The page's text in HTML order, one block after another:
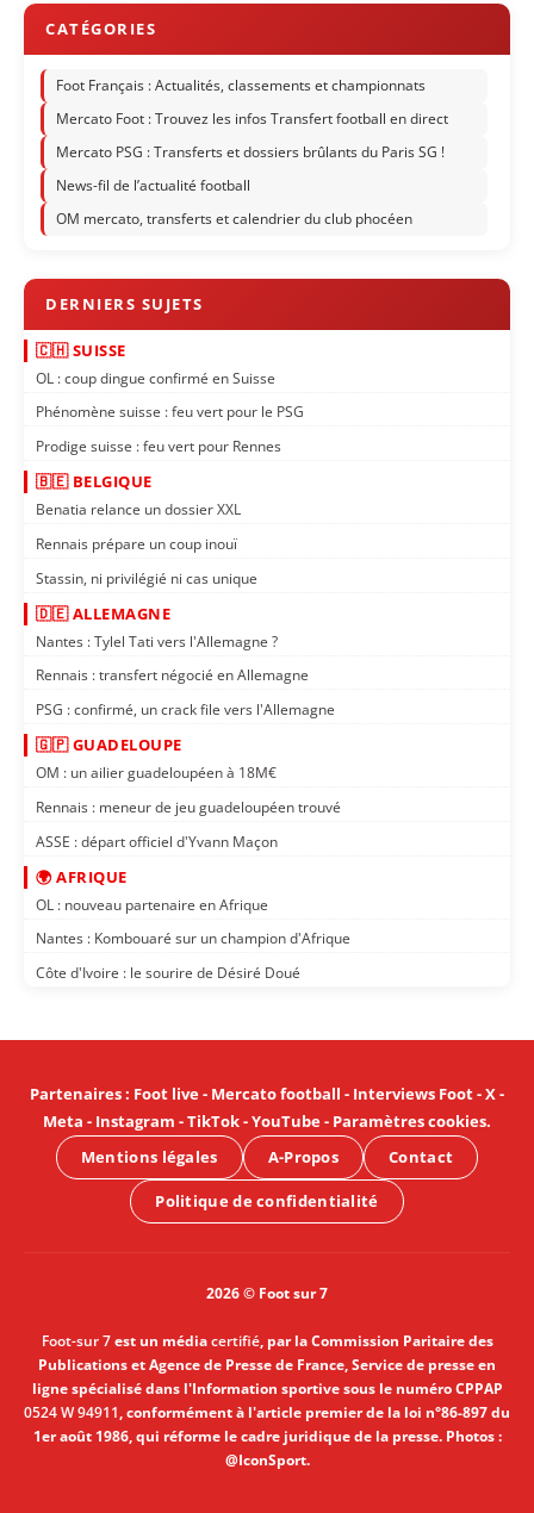
Foot Français : Actualités, classements et championnats
Mercato Foot : Trouvez les infos Transfert football en direct
Mercato PSG : Transferts et dossiers brûlants du Paris SG !
News-fil de l’actualité football
OM mercato, transferts et calendrier du club phocéen
🇨🇭 SUISSE
OL : coup dingue confirmé en Suisse
Phénomène suisse : feu vert pour le PSG
Prodige suisse : feu vert pour Rennes
🇧🇪 BELGIQUE
Benatia relance un dossier XXL
Rennais prépare un coup inouï
Stassin, ni privilégié ni cas unique
🇩🇪 ALLEMAGNE
Nantes : Tylel Tati vers l'Allemagne ?
Rennais : transfert négocié en Allemagne
PSG : confirmé, un crack file vers l'Allemagne
🇬🇵 GUADELOUPE
OM : un ailier guadeloupéen à 18M€
Rennais : meneur de jeu guadeloupéen trouvé
ASSE : départ officiel d'Yvann Maçon
🌍 AFRIQUE
OL : nouveau partenaire en Afrique
Nantes : Kombouaré sur un champion d'Afrique
Côte d'Ivoire : le sourire de Désiré Doué
Partenaires: Foot live- Mercato football - Interviews Foot-X-
Meta - Instagram -TikTok-YouTube- Paramètres cookies.
Mentions légales
A-Propos Contact
Politique de confidentialité
2026 © Foot sur 7
Foot-sur 7est un médiacertifié, par la Commission Paritaire des
Publications et Agence de Presse de France, Service de presse en
ligne spécialisé dans l'Information sportive sous le numéro CPPAP
0524 W 94911, conformément à l'article premier de la loi n°86-897 du
1er août 1986, qui réforme le cadre juridique de la presse. Photos :
@IconSport.